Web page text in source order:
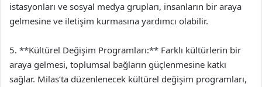
istasyonları ve sosyal medya grupları, insanların bir araya
gelmesine ve iletişim kurmasına yardımcı olabilir.
5. **Kültürel Değişim Programları:** Farklı kültürlerin bir
araya gelmesi, toplumsal bağların güçlenmesine katkı
sağlar. Milas’ta düzenlenecek kültürel değişim programları,